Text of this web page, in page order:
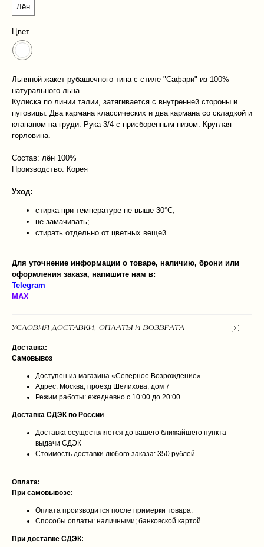
Лён
Цвет
Льняной жакет рубашечного типа с стиле "Сафари" из 100%
натурального льна.
Кулиска по линии талии, затягивается с внутренней стороны и
пуговицы. Два кармана классических и два кармана со складкой и
клапаном на груди. Рука 3/4 с присборенным низом. Круглая
горловина.
Состав: лён 100%
Производство: Корея
Уход:
стирка при температуре не выше 30°C;
не замачивать;
стирать отдельно от цветных вещей
Для уточнение информации о товаре, наличию, брони или
оформления заказа, напишите нам в:
Telegram
MAX
УСЛОВИЯ ДОСТАВКИ, ОПЛАТЫ И ВОЗВРАТА
Доставка:
Самовывоз
Доступен из магазина «Северное Возрождение»
Адрес: Москва, проезд Шелихова, дом 7
Режим работы: ежедневно с 10:00 до 20:00
Доставка СДЭК по России
Доставка осуществляется до вашего ближайшего пункта
выдачи СДЭК
Стоимость доставки любого заказа: 350 рублей.
Оплата:
При самовывозе:
Оплата производится после примерки товара.
Способы оплаты: наличными; банковской картой.
При доставке СДЭК: